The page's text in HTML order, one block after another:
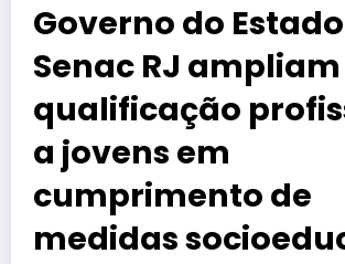
Governo do
Senac RJ ampliam
qualificação
a jovens em
cumprimento de
medidas